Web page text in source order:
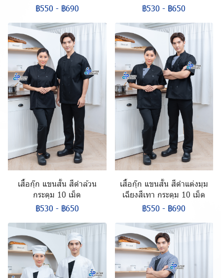
฿550 - ฿690
฿530 - ฿650
เสื้อกุ๊ก แขนสั้น สีดำล้วน
กระดุม 10 เม็ด
฿530 - ฿650
เสื้อกุ๊ก แขนสั้น สีดำแต่งมุม
เฉียงสีเทา กระดุม 10 เม็ด
฿550 - ฿690